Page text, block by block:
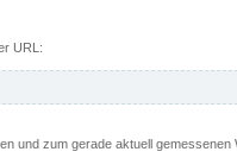
URL:
und zum gerade aktuell